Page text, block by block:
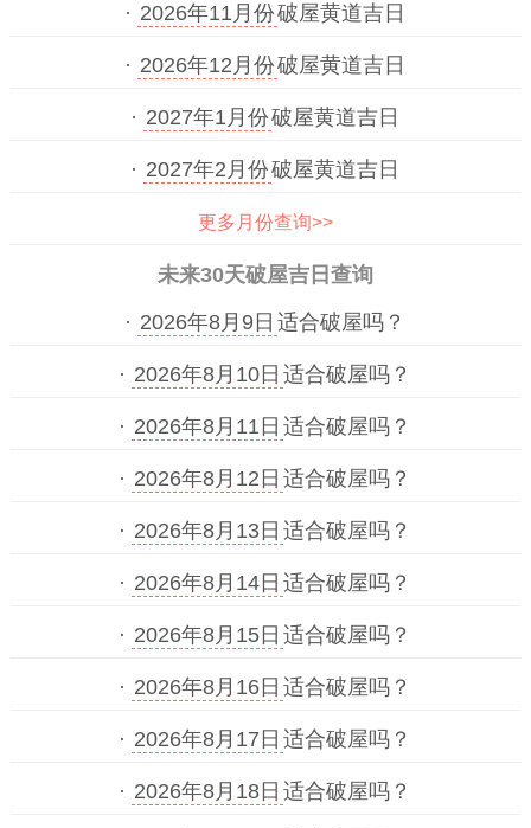
· 2026年11月份破屋黄道吉日
· 2026年12月份破屋黄道吉日
· 2027年1月份破屋黄道吉日
· 2027年2月份破屋黄道吉日
更多月份查询>>
未来30天破屋吉日查询
· 2026年8月9日 适合破屋吗？
· 2026年8月10日 适合破屋吗？
· 2026年8月11日 适合破屋吗？
· 2026年8月12日 适合破屋吗？
· 2026年8月13日 适合破屋吗？
· 2026年8月14日 适合破屋吗？
· 2026年8月15日 适合破屋吗？
· 2026年8月16日 适合破屋吗？
· 2026年8月17日 适合破屋吗？
· 2026年8月18日 适合破屋吗？